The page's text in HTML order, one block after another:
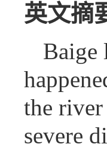
英文摘
Baige
the
severe